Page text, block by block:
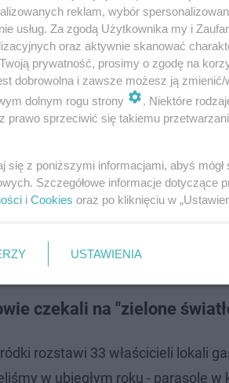
hala technologiczna dla
czekali na "zielone
rozstawi 33 właścicieli lokali
w ubiegłym roku - parasole
reklam, wybór
usług. Za zgodą Użytkownika my i
oraz aktywnie skanować
prywatność, prosimy o zgodę na
dobrowolna i zawsze możesz ją
dolnym rogu strony
. Niektóre
prawo sprzeciwić się takiemu
się z poniższymi informacjami, abyś
Szczegółowe informacje dotyczące
i Cookies oraz po kliknięciu w
USTAWIENIA